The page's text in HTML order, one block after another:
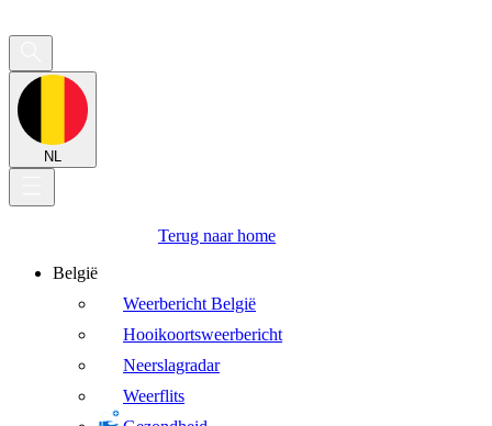
NL
Terug naar home
België
Weerbericht België
Hooikoortsweerbericht
Neerslagradar
Weerflits